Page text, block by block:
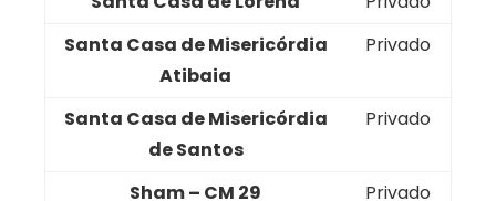
Santa Casa de Misericórdia
Atibaia
Privado
Santa Casa de Misericórdia
de Santos
Privado
Sham – CM 29
Privado